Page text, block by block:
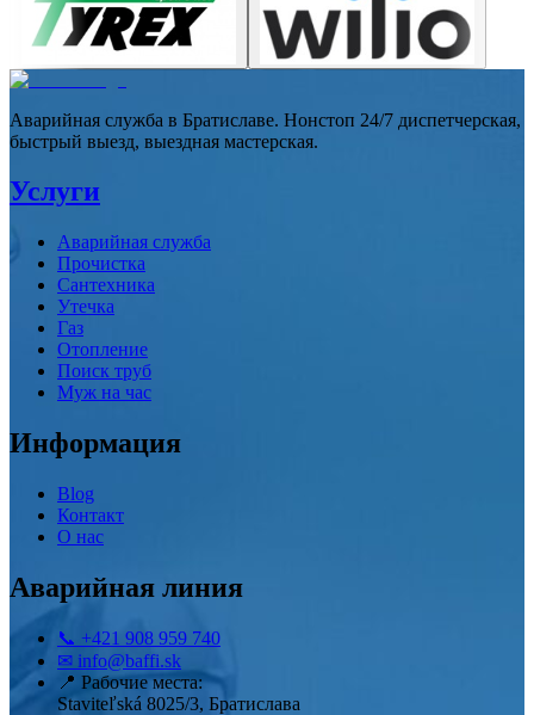
Аварийная служба в Братиславе. Нонстоп 24/7 диспетчерская,
быстрый выезд, выездная мастерская.
Услуги
Аварийная служба
Прочистка
Сантехника
Утечка
Газ
Отопление
Поиск труб
Муж на час
Информация
Blog
Контакт
О нас
Аварийная линия
📞 +421 908 959 740
✉ info@baffi.sk
📍 Рабочие места:
Staviteľská 8025/3, Братислава